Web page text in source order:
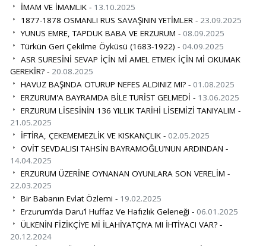
İMAM VE İMAMLIK - 13.10.2025
1877-1878 OSMANLI RUS SAVAŞININ YETİMLER - 23.09.2025
YUNUS EMRE, TAPDUK BABA VE ERZURUM - 08.09.2025
Türkün Geri Çekilme Öyküsü (1683-1922) - 04.09.2025
ASR SURESİNİ SEVAP İÇİN Mİ AMEL ETMEK İÇİN Mİ OKUMAK
GEREKİR? - 20.08.2025
HAVUZ BAŞINDA OTURUP NEFES ALDINIZ MI? - 01.08.2025
ERZURUM'A BAYRAMDA BİLE TURİST GELMEDİ - 13.06.2025
ERZURUM LİSESİNİN 136 YILLIK TARİHİ LİSEMİZİ TANIYALIM -
21.05.2025
İFTİRA, ÇEKEMEMEZLİK VE KISKANÇLIK - 02.05.2025
OVİT SEVDALISI TAHSİN BAYRAMOĞLU’NUN ARDINDAN -
14.04.2025
ERZURUM ÜZERİNE OYNANAN OYUNLARA SON VERELİM -
22.03.2025
Bir Babanın Evlat Özlemi - 19.02.2025
Erzurum’da Daru’l Huffaz Ve Hafızlık Geleneği - 06.01.2025
ÜLKENİN FİZİKÇİYE Mİ İLAHİYATÇIYA MI İHTİYACI VAR? -
20.12.2024